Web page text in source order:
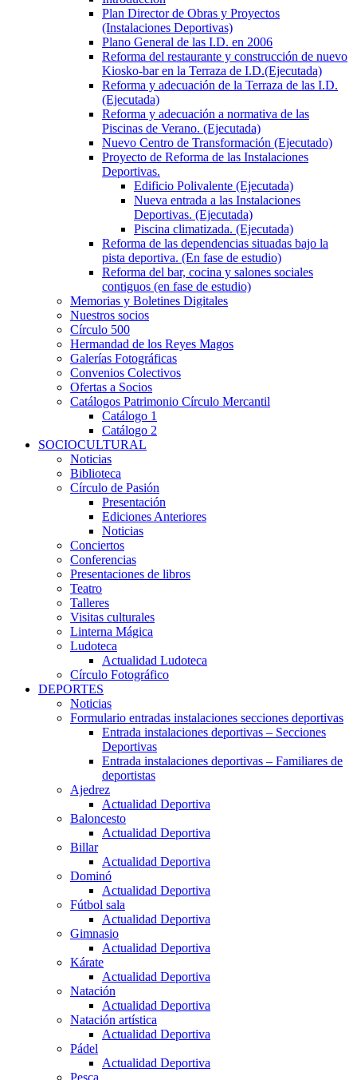
Plan Director de Obras y Proyectos
(Instalaciones Deportivas)
Plano General de las I.D. en 2006
Reforma del restaurante y construcción de nuevo
Kiosko-bar en la Terraza de I.D.(Ejecutada)
Reforma y adecuación de la Terraza de las I.D.
(Ejecutada)
Reforma y adecuación a normativa de las
Piscinas de Verano. (Ejecutada)
Nuevo Centro de Transformación (Ejecutado)
Proyecto de Reforma de las Instalaciones
Deportivas.
Edificio Polivalente (Ejecutada)
Nueva entrada a las Instalaciones
Deportivas. (Ejecutada)
Piscina climatizada. (Ejecutada)
Reforma de las dependencias situadas bajo la
pista deportiva. (En fase de estudio)
Reforma del bar, cocina y salones sociales
contiguos (en fase de estudio)
Memorias y Boletines Digitales
Nuestros socios
Círculo 500
Hermandad de los Reyes Magos
Galerías Fotográficas
Convenios Colectivos
Ofertas a Socios
Catálogos Patrimonio Círculo Mercantil
Catálogo 1
Catálogo 2
SOCIOCULTURAL
Noticias
Biblioteca
Círculo de Pasión
Presentación
Ediciones Anteriores
Noticias
Conciertos
Conferencias
Presentaciones de libros
Teatro
Talleres
Visitas culturales
Linterna Mágica
Ludoteca
Actualidad Ludoteca
Círculo Fotográfico
DEPORTES
Noticias
Formulario entradas instalaciones secciones deportivas
Entrada instalaciones deportivas – Secciones
Deportivas
Entrada instalaciones deportivas – Familiares de
deportistas
Ajedrez
Actualidad Deportiva
Baloncesto
Actualidad Deportiva
Billar
Actualidad Deportiva
Dominó
Actualidad Deportiva
Fútbol sala
Actualidad Deportiva
Gimnasio
Actualidad Deportiva
Kárate
Actualidad Deportiva
Natación
Actualidad Deportiva
Natación artística
Actualidad Deportiva
Pádel
Actualidad Deportiva
Pesca